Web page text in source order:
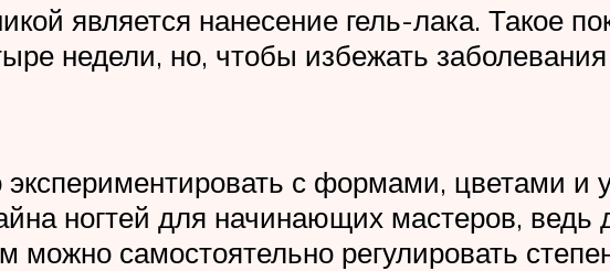
является нанесение гель-лака. Такое
недели, но, чтобы избежать
с формами, цветами и
ногтей для начинающих мастеров, ведь
самостоятельно регулировать